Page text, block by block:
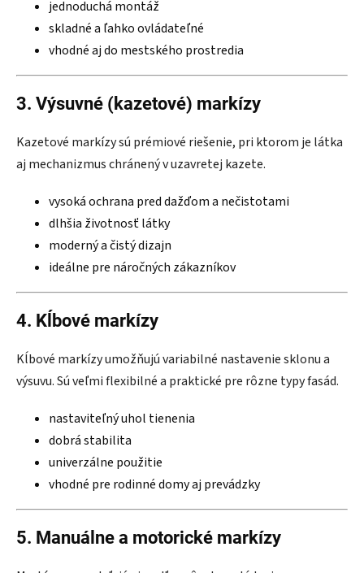
jednoduchá montáž
skladné a ľahko ovládateľné
vhodné aj do mestského prostredia
3. Výsuvné (kazetové) markízy
Kazetové markízy sú prémiové riešenie, pri ktorom je látka
aj mechanizmus chránený v uzavretej kazete.
vysoká ochrana pred dažďom a nečistotami
dlhšia životnosť látky
moderný a čistý dizajn
ideálne pre náročných zákazníkov
4. Kĺbové markízy
Kĺbové markízy umožňujú variabilné nastavenie sklonu a
výsuvu. Sú veľmi flexibilné a praktické pre rôzne typy fasád.
nastaviteľný uhol tienenia
dobrá stabilita
univerzálne použitie
vhodné pre rodinné domy aj prevádzky
5. Manuálne a motorické markízy